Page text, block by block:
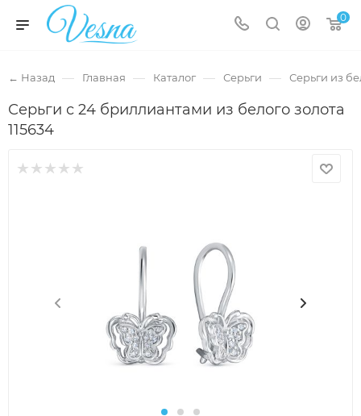
0
← Назад — Главная — Каталог — Серьги — Серьги из
Серьги с 24 бриллиантами из белого золота
115634